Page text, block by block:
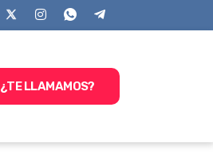
¿TE LLAMAMOS?